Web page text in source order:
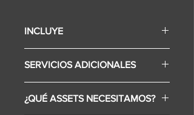
INCLUYE
precio)
Configuración de contenidos
para la marca
Desarrollo de software de
SERVICIOS ADICIONALES
Internet
¿QUÉ ASSETS NECESITAMOS?